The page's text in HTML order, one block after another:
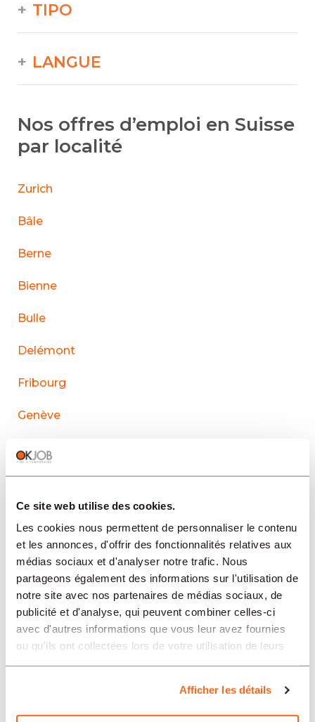
Ce site web utilise des cookies.
Les cookies nous permettent de personnaliser le contenu
et les annonces, d'offrir des fonctionnalités relatives aux
médias sociaux et d'analyser notre trafic. Nous
partageons également des informations sur l'utilisation de
notre site avec nos partenaires de médias sociaux, de
publicité et d'analyse, qui peuvent combiner celles-ci
avec d'autres informations que vous leur avez fournies
ou qu'ils ont collectées lors de votre utilisation de leurs
Afficher les détails
TIPO
LANGUE
Nos offres d’emploi en Suisse
par localité
Zurich
Bâle
Berne
Bienne
Bulle
Delémont
Fribourg
Genève
La Chaux-de-Fonds
Lausanne
Le Sentier
Neuchâtel
Soleure
Yverdon-les-Bains
Aarau
Nos offres d’emploi en Suisse
par secteur